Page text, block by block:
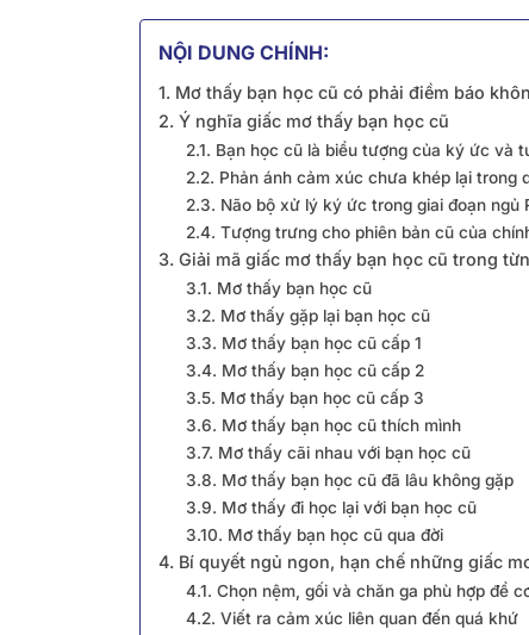
NỘI DUNG CHÍNH:
1. Mơ thấy bạn học cũ có phải điềm báo
2. Ý nghĩa giấc mơ thấy bạn học cũ
2.1. Bạn học cũ là biểu tượng của ký ức và
2.2. Phản ánh cảm xúc chưa khép lại trong
2.3. Não bộ xử lý ký ức trong giai đoạn ngủ
2.4. Tượng trưng cho phiên bản cũ của
3. Giải mã giấc mơ thấy bạn học cũ trong
3.1. Mơ thấy bạn học cũ
3.2. Mơ thấy gặp lại bạn học cũ
3.3. Mơ thấy bạn học cũ cấp 1
3.4. Mơ thấy bạn học cũ cấp 2
3.5. Mơ thấy bạn học cũ cấp 3
3.6. Mơ thấy bạn học cũ thích mình
3.7. Mơ thấy cãi nhau với bạn học cũ
3.8. Mơ thấy bạn học cũ đã lâu không gặp
3.9. Mơ thấy đi học lại với bạn học cũ
3.10. Mơ thấy bạn học cũ qua đời
4. Bí quyết ngủ ngon, hạn chế những giấc
4.1. Chọn nệm, gối và chăn ga phù hợp để
4.2. Viết ra cảm xúc liên quan đến quá khứ